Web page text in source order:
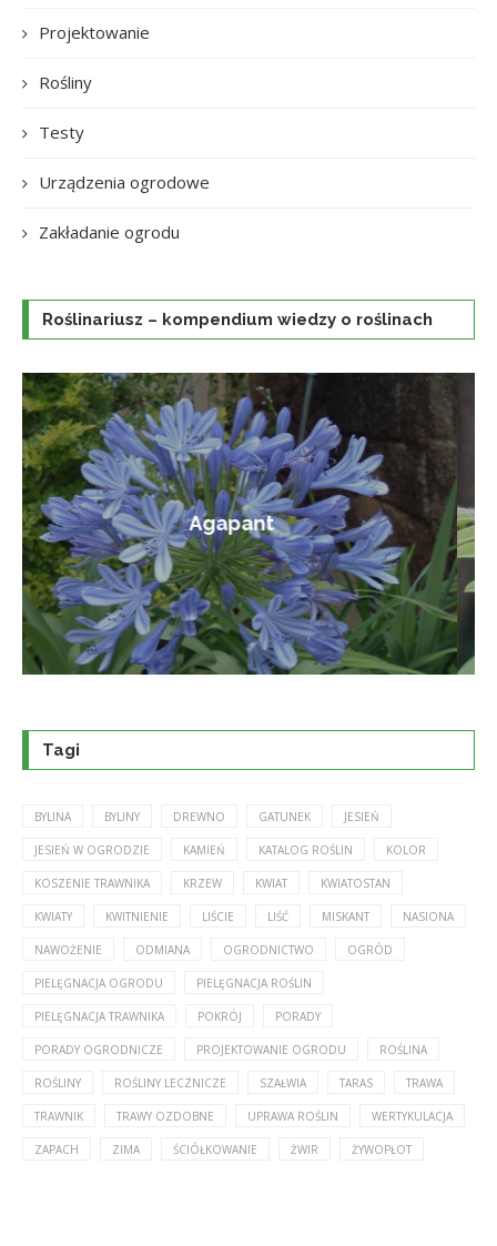
Projektowanie
Rośliny
Testy
Urządzenia ogrodowe
Zakładanie ogrodu
Roślinariusz – kompendium wiedzy o roślinach
Amorfa krzewiasta
Tagi
BYLINA BYLINY DREWNO GATUNEK JESIEŃ
JESIEŃ W OGRODZIE KAMIEŃ KATALOG ROŚLIN KOLOR
KOSZENIE TRAWNIKA KRZEW KWIAT KWIATOSTAN
KWIATY KWITNIENIE LIŚCIE LIŚĆ MISKANT NASIONA
NAWOŻENIE ODMIANA OGRODNICTWO OGRÓD
PIELĘGNACJA OGRODU PIELĘGNACJA ROŚLIN
PIELĘGNACJA TRAWNIKA POKRÓJ PORADY
PORADY OGRODNICZE PROJEKTOWANIE OGRODU ROŚLINA
ROŚLINY ROŚLINY LECZNICZE SZAŁWIA TARAS TRAWA
TRAWNIK TRAWY OZDOBNE UPRAWA ROŚLIN WERTYKULACJA
ZAPACH ZIMA ŚCIÓŁKOWANIE ŻWIR ŻYWOPŁOT